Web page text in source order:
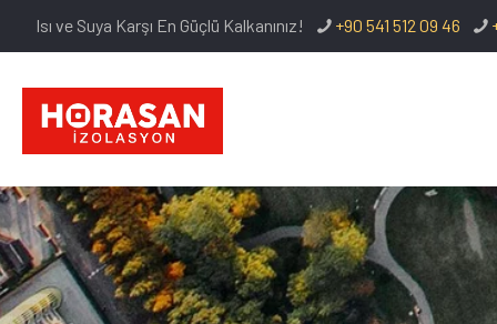
Isı ve Suya Karşı En Güçlü Kalkanınız! +90 541 512 09 46